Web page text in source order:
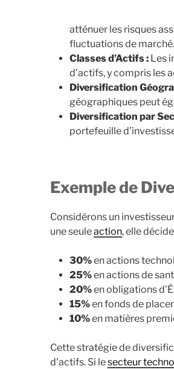
atténuer les risques
fluctuations de marché.
Classes d’Actifs : Les
d’actifs, y compris les
Diversification
géographiques peut
Diversification par
portefeuille
Exemple de
Considérons un
une seuleaction, elle
30%en actions
25%en actions de
20%en obligations
15%en fonds de
10%en matières
Cette stratégie de
d’actifs. Si lesecteur